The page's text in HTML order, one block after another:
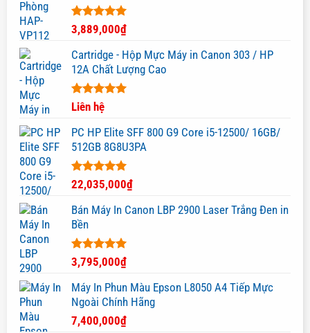
Được xếp
hạng 5.00
5 sao
3,889,000₫
Cartridge - Hộp Mực Máy in Canon 303 / HP
12A Chất Lượng Cao
Được xếp
5.00
5 sao
Liên hệ
PC HP Elite SFF 800 G9 Core i5-12500/ 16GB/
512GB 8G8U3PA
Được xếp
hạng
5.00
5 sao
22,035,000₫
Bán Máy In Canon LBP 2900 Laser Trắng Đen in
Bền
Được xếp
hạng 5.00
5 sao
3,795,000₫
Máy In Phun Màu Epson L8050 A4 Tiếp Mực
Ngoài Chính Hãng
7,400,000₫